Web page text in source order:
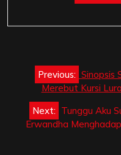
Post
navigation
Previous: Sinopsis
Merebut Kursi
Next: Tunggu Aku
Erwandha